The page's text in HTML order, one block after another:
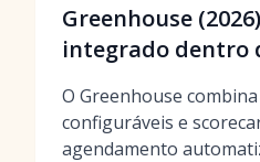
Greenhouse
integrado dentro
O Greenhouse
configuráveis e
agendamento